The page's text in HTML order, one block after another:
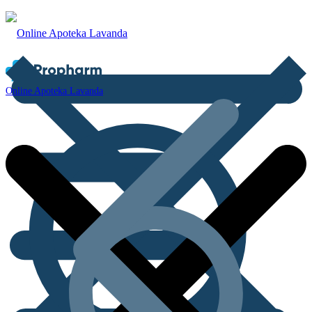
Online Apoteka Lavanda